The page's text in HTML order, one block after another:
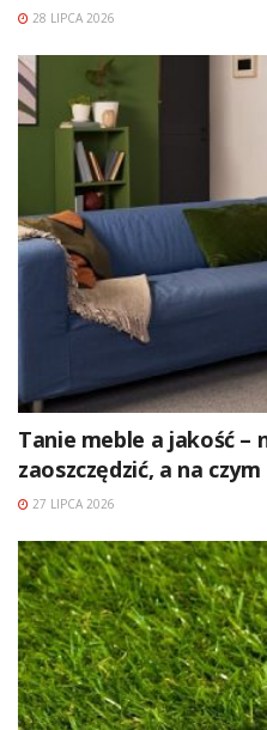
28 LIPCA 2026
Tanie meble a jakość –
zaoszczędzić, a na
27 LIPCA 2026